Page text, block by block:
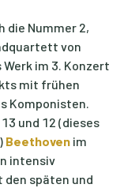
die Nummer 2,
von
im 3. Konzert
mit frühen
Komponisten.
und 12 (dieses
Beethoven im
intensiv
späten und